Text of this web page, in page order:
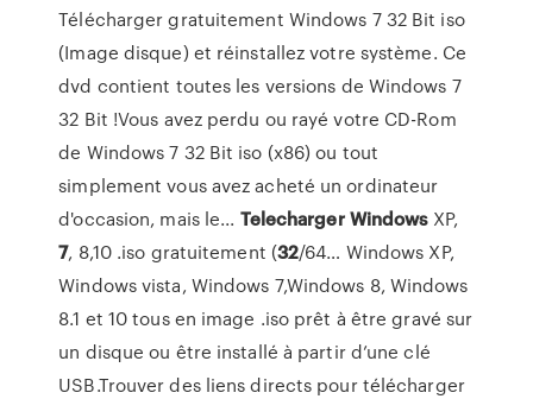
Télécharger gratuitement Windows 7 32 Bit iso
(Image disque) et réinstallez votre système. Ce
dvd contient toutes les versions de Windows 7
32 Bit !Vous avez perdu ou rayé votre CD-Rom
de Windows 7 32 Bit iso (x86) ou tout
simplement vous avez acheté un ordinateur
d'occasion, mais le... Telecharger WindowsXP,
7, 8,10 .iso gratuitement (32/64… Windows XP,
Windows vista, Windows 7,Windows 8, Windows
8.1 et 10 tous en image .iso prêt à être gravé sur
un disque ou être installé à partir d’une clé
USB.Trouver des liens directs pour télécharger